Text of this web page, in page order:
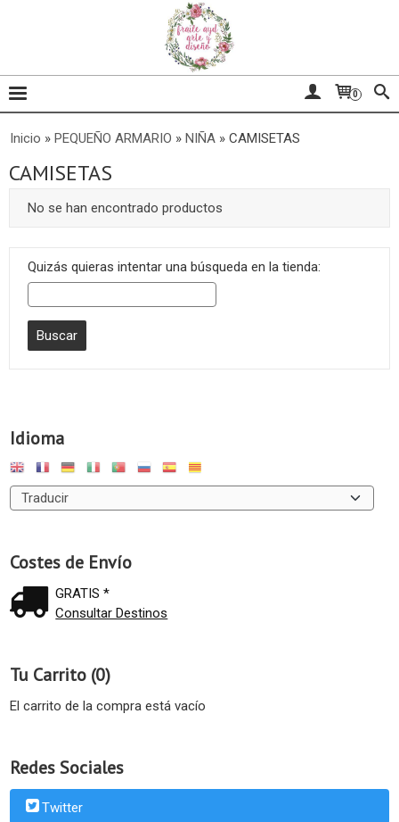
0
Idioma
Costes de Envío
GRATIS *
Consultar Destinos
Tu Carrito (0)
El carrito de la compra está vacío
Redes Sociales
Twitter
Inicio » PEQUEÑO ARMARIO » NIÑA » CAMISETAS
CAMISETAS
No se han encontrado productos
Quizás quieras intentar una búsqueda en la tienda: